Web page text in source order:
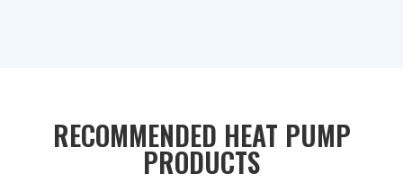
RECOMMENDED HEAT PUMP
PRODUCTS